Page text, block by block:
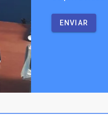
ENVIAR